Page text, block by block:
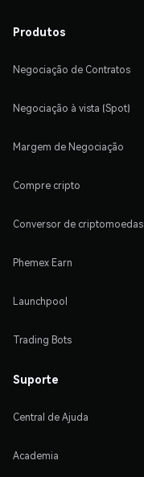
Produtos
Negociação de Contratos
Negociação à vista (Spot)
Margem de Negociação
Compre cripto
Conversor de criptomoedas
Phemex Earn
Launchpool
Trading Bots
Suporte
Central de Ajuda
Academia